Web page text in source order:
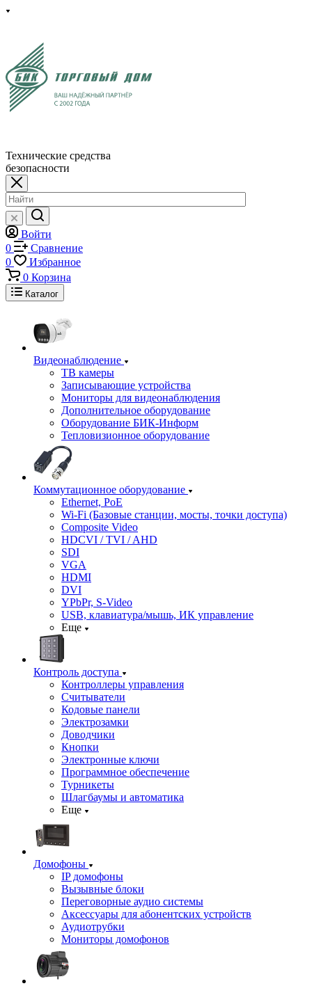
Технические средства
безопасности
Войти
0
Сравнение
0
Избранное
0 Корзина
Каталог
Видеонаблюдение
ТВ камеры
Записывающие устройства
Мониторы для видеонаблюдения
Дополнительное оборудование
Оборудование БИК-Информ
Тепловизионное оборудование
Коммутационное оборудование
Ethernet, PoE
Wi-Fi (Базовые станции, мосты, точки доступа)
Composite Video
HDCVI / TVI / AHD
SDI
VGA
HDMI
DVI
YPbPr, S-Video
USB, клавиатура/мышь, ИК управление
Еще
Контроль доступа
Контроллеры управления
Считыватели
Кодовые панели
Электрозамки
Доводчики
Кнопки
Электронные ключи
Программное обеспечение
Турникеты
Шлагбаумы и автоматика
Еще
Домофоны
IP домофоны
Вызывные блоки
Переговорные аудио системы
Аксессуары для абонентских устройств
Аудиотрубки
Мониторы домофонов